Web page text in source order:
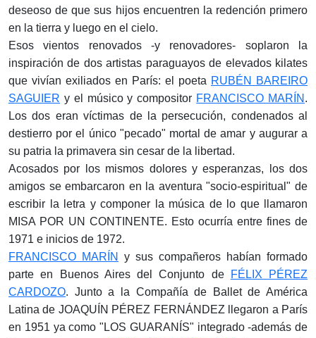
deseoso de que sus hijos encuentren la redención primero
en la tierra y luego en el cielo.
Esos vientos renovados -y renovadores- soplaron la
inspiración de dos artistas paraguayos de elevados kilates
que vivían exiliados en París: el poeta RUBÉN BAREIRO
SAGUIER y el músico y compositor FRANCISCO MARÍN .
Los dos eran víctimas de la persecución, condenados al
destierro por el único "pecado" mortal de amar y augurar a
su patria la primavera sin cesar de la libertad.
Acosados por los mismos dolores y esperanzas, los dos
amigos se embarcaron en la aventura "socio-espiritual" de
escribir la letra y componer la música de lo que llamaron
MISA POR UN CONTINENTE. Esto ocurría entre fines de
1971 e inicios de 1972.
FRANCISCO MARÍN
y sus compañeros habían formado
parte en Buenos Aires del Conjunto de
FÉLIX PÉREZ
CARDOZO. Junto a la Compañía de Ballet de América
Latina de JOAQUÍN PÉREZ FERNÁNDEZ llegaron a París
en 1951 ya como "LOS GUARANÍS" integrado -además de